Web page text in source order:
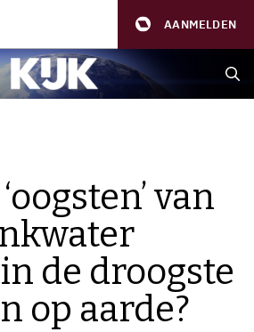
AANMELDEN
van
de droogste
op aarde?